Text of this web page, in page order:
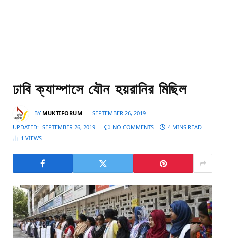
ঢাবি ক্যাম্পাসে যৌন হয়রানির মিছিল
BY MUKTIFORUM
SEPTEMBER 26, 2019
UPDATED: SEPTEMBER 26, 2019 NO COMMENTS
4 MINS READ
1 VIEWS